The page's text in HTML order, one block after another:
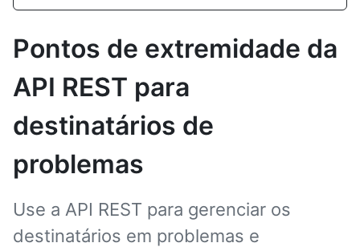
Pontos de extremidade da
API REST para
destinatários de
problemas
Use a API REST para gerenciar os
destinatários em problemas e